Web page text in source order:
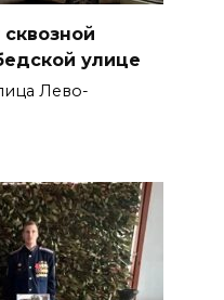
улице
Лево-